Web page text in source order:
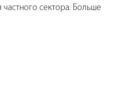
частного сектора. Больше